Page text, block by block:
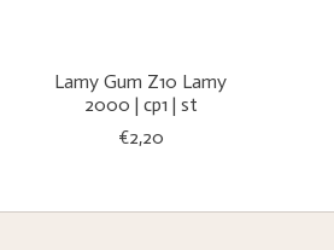
Lamy Gum Z10 Lamy
2000 | cp1 | st
€2,20